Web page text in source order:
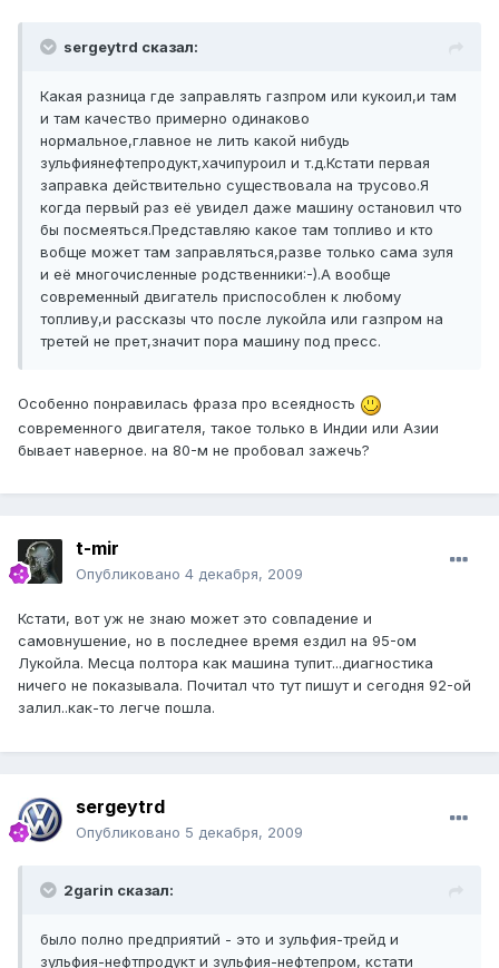
sergeytrd сказал:
Какая разница где заправлять газпром или кукоил,и там
и там качество примерно одинаково
нормальное,главное не лить какой нибудь
зульфиянефтепродукт,хачипуроил и т.д.Кстати первая
заправка действительно существовала на трусово.Я
когда первый раз её увидел даже машину остановил что
бы посмеяться.Представляю какое там топливо и кто
вобще может там заправляться,разве только сама зуля
и её многочисленные родственники:-).А вообще
современный двигатель приспособлен к любому
топливу,и рассказы что после лукойла или газпром на
третей не прет,значит пора машину под пресс.
Особенно понравилась фраза про всеядность
современного двигателя, такое только в Индии или Азии
бывает наверное. на 80-м не пробовал зажечь?
t-mir
Опубликовано 4 декабря, 2009
Кстати, вот уж не знаю может это совпадение и
самовнушение, но в последнее время ездил на 95-ом
Лукойла. Месца полтора как машина тупит...диагностика
ничего не показывала. Почитал что тут пишут и сегодня 92-ой
залил..как-то легче пошла.
sergeytrd
Опубликовано 5 декабря, 2009
2garin сказал:
было полно предприятий - это и зульфия-трейд и
зульфия-нефтпродукт и зульфия-нефтепром, кстати